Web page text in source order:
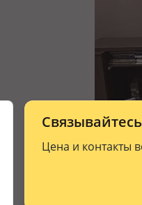
Цена и контакты